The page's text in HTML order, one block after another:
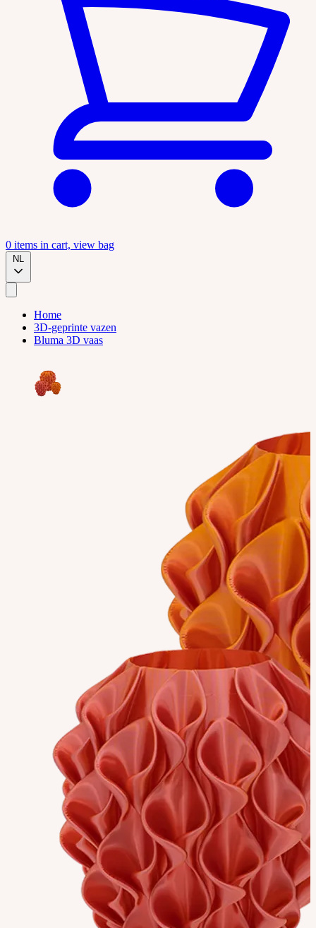
0 items in cart, view bag
NL
Home
3D-geprinte vazen
Bluma 3D vaas